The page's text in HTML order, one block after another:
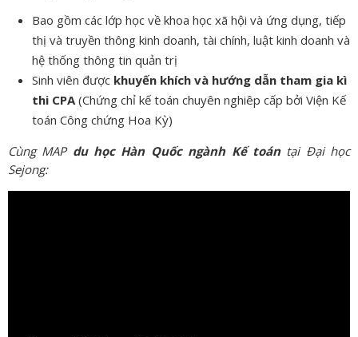
Bao gồm các lớp học về khoa học xã hội và ứng dụng, tiếp
thị và truyền thông kinh doanh, tài chính, luật kinh doanh và
hệ thống thông tin quản trị
Sinh viên được khuyến khích và hướng dẫn tham gia kì
thi CPA(Chứng chỉ kế toán chuyên nghiêp cấp bởi Viện Kế
toán Công chứng Hoa Kỳ)
Cùng MAPdu học Hàn Quốc ngành Kế toántại Đại học
Sejong: